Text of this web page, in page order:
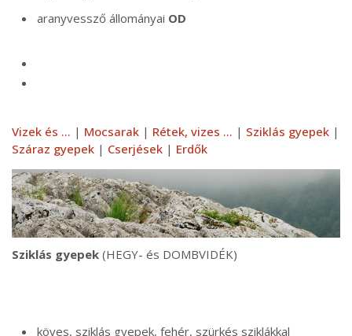
aranyvessző állományai OD
Vizek és ... | Mocsarak | Rétek, vizes ... | Sziklás gyepek |
Száraz gyepek | Cserjések | Erdők
Sziklás gyepek (HEGY- és DOMBVIDÉK)
köves, sziklás gyepek, fehér, szürkés sziklákkal